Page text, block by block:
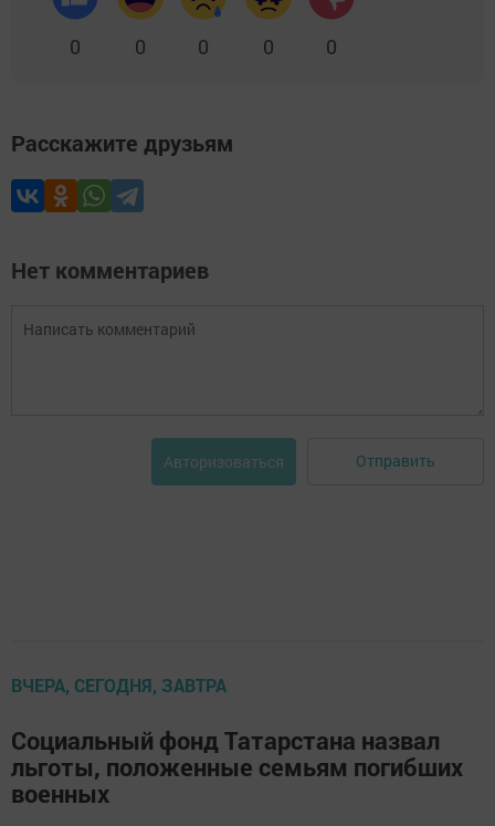
0 0 0 0 0
Расскажите друзьям
Нет комментариев
Авторизоваться Отправить
ВЧЕРА, СЕГОДНЯ, ЗАВТРА
Социальный фонд Татарстана назвал
льготы, положенные семьям погибших
военных